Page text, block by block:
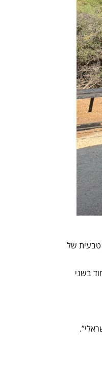
טבעית של
בשני
”
.